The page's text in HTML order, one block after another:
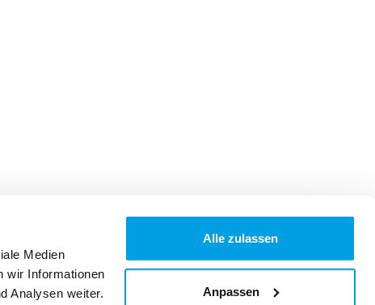
Medien
wir Informationen
Analysen weiter.
Alle zulassen
Anpassen